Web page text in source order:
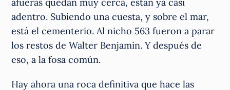
adentro. Subiendo una cuesta, y sobre el mar,
está el cementerio. Al nicho 563 fueron a parar
los restos de Walter Benjamin. Y después de
eso, a la fosa común.
Hay ahora una roca definitiva que hace las